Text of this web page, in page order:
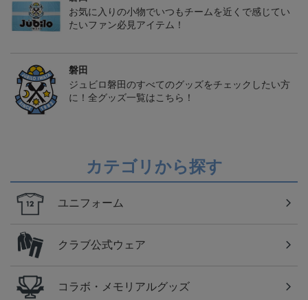
お気に入りの小物でいつもチームを近くで感じてい
たいファン必見アイテム！
磐田
ジュビロ磐田のすべてのグッズをチェックしたい方
に！全グッズ一覧はこちら！
カテゴリから探す
ユニフォーム
クラブ公式ウェア
コラボ・メモリアルグッズ